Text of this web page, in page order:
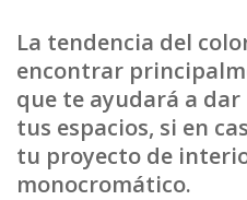
La tendencia del
encontrar
que te ayudará a
tus espacios, si en
tu proyecto de
monocromático.